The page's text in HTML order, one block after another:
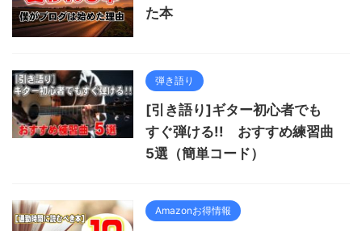
た本
弾き語り
[引き語り]ギター初心者でも
すぐ弾ける!! おすすめ練習曲
5選（簡単コード）
Amazonお得情報